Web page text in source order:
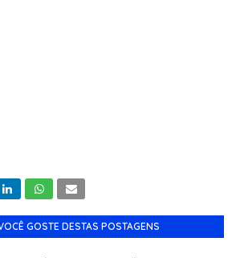
GOSTE DESTAS POSTAGENS